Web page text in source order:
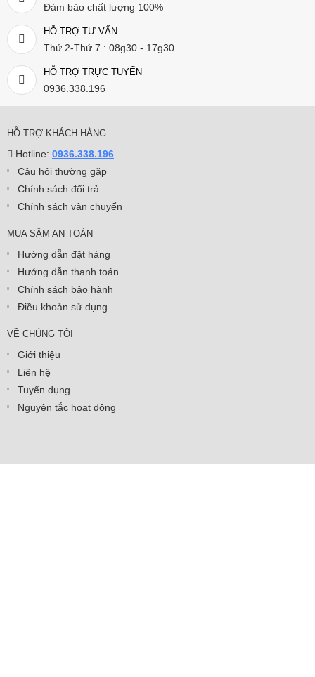
Đảm bảo chất lượng 100%
HỖ TRỢ TƯ VẤN
Thứ 2-Thứ 7 : 08g30 - 17g30
HỖ TRỢ TRỰC TUYẾN
0936.338.196
HỖ TRỢ KHÁCH HÀNG
Hotline: 0936.338.196
Câu hỏi thường gặp
Chính sách đổi trả
Chính sách vận chuyển
MUA SẮM AN TOÀN
Hướng dẫn đặt hàng
Hướng dẫn thanh toán
Chính sách bảo hành
Điều khoản sử dụng
VỀ CHÚNG TÔI
Giới thiệu
Liên hệ
Tuyển dụng
Nguyên tắc hoạt động